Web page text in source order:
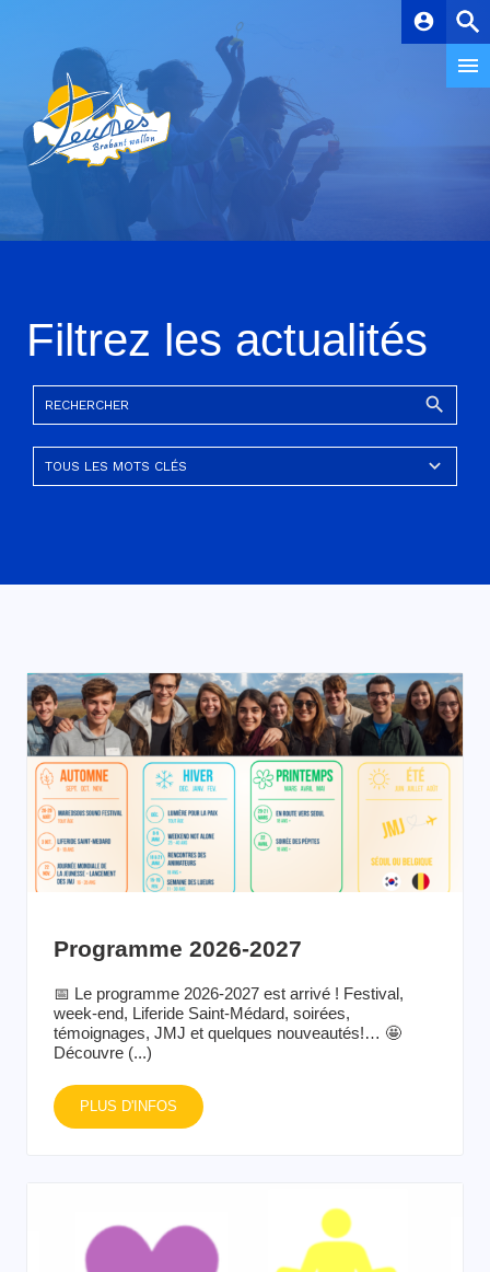
account_circle
Filtrez les actualités
Programme 2026-2027
📅 Le programme 2026-2027 est arrivé ! Festival,
week-end, Liferide Saint-Médard, soirées,
témoignages, JMJ et quelques nouveautés!… 🤩
Découvre (...)
PLUS D'INFOS